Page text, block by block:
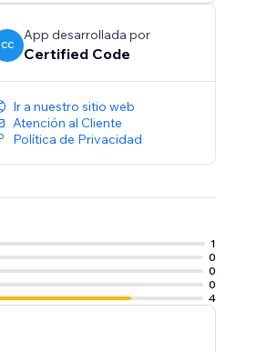
CC
App desarrollada por
Certified Code
Ir a nuestro sitio web
Atención al Cliente
Política de Privacidad
1
0
0
0
4